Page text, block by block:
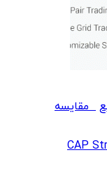
مقایسه
CAP